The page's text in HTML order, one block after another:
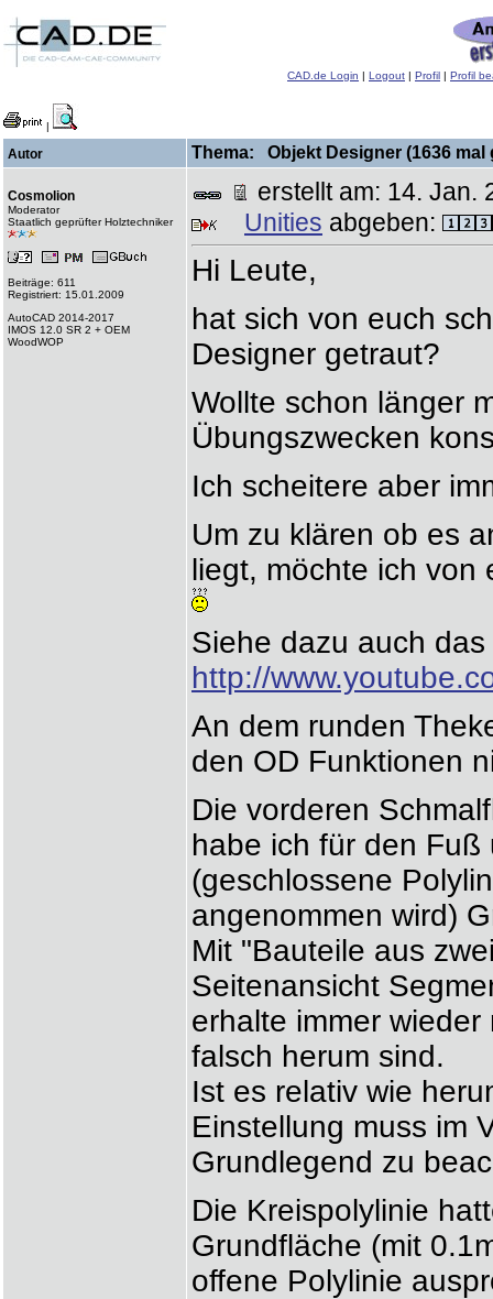
CAD.de Login | Logout | Profil | Profil
|
Autor Thema: Objekt Designer (1636 mal
Cosmolion
Moderator
Staatlich geprüfter Holztechniker
Beiträge: 611
Registriert: 15.01.2009
AutoCAD 2014-2017
IMOS 12.0 SR 2 + OEM
WoodWOP
erstellt am: 14.
Unities abgeben:
Hi Leute,
hat sich von euch
Designer getraut?
Wollte schon länger
Übungszwecken
Ich scheitere aber
Um zu klären ob es
liegt, möchte ich
Siehe dazu auch
http://
An dem runden
den OD Funktionen
Die vorderen
habe ich für den
(geschlossene
angenommen wird)
Mit "Bauteile aus
Seitenansicht
erhalte immer
falsch herum sind.
Ist es relativ wie
Einstellung muss im
Grundlegend zu
Die Kreispolylinie
Grundfläche (mit
offene Polylinie